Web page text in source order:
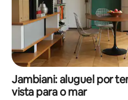
Jambiani: aluguel por
vista para o mar